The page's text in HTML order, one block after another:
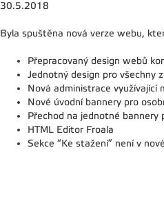
30.5.2018
Byla spuštěna nová verze webu,
Přepracovaný design webů
Jednotný design pro všechny
Nová administrace využívající
Nové úvodní bannery pro
Přechod na jednotné
HTML Editor Froala
Sekce “Ke stažení” není v